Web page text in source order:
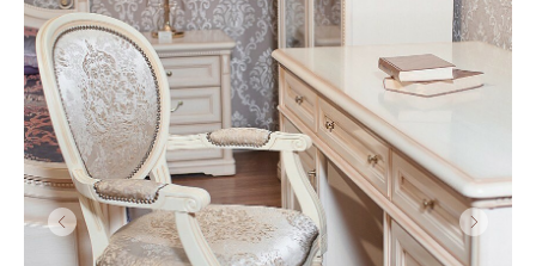
Сборка в черте г. Новосибирска - 7%
от стоимости мебели
Сборка за пределами г. Новосибирска
- 8%, минимальная стоимость - 3000
руб.